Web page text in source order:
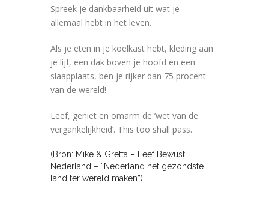
Spreek je dankbaarheid uit wat je
allemaal hebt in het leven.
Als je eten in je koelkast hebt, kleding aan
je lijf, een dak boven je hoofd en een
slaapplaats, ben je rijker dan 75 procent
van de wereld!
Leef, geniet en omarm de ‘wet van de
vergankelijkheid’. This too shall pass.
(Bron: Mike & Gretta – Leef Bewust
Nederland – “Nederland het gezondste
land ter wereld maken”)